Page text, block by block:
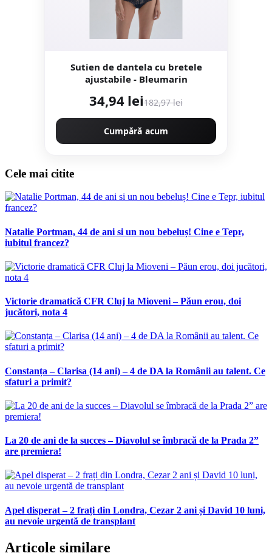
Sutien de dantela cu bretele
ajustabile - Bleumarin
34,94 lei182,97 lei
Cumpără acum
Cele mai citite
Natalie Portman, 44 de ani si un nou bebeluș! Cine e Tepr,
iubitul francez?
Victorie dramatică CFR Cluj la Mioveni – Păun erou, doi
jucători, nota 4
Constanța – Clarisa (14 ani) – 4 de DA la Românii au talent. Ce
sfaturi a primit?
La 20 de ani de la succes – Diavolul se îmbracă de la Prada 2”
are premiera!
Apel disperat – 2 frați din Londra, Cezar 2 ani și David 10 luni,
au nevoie urgentă de transplant
Articole similare